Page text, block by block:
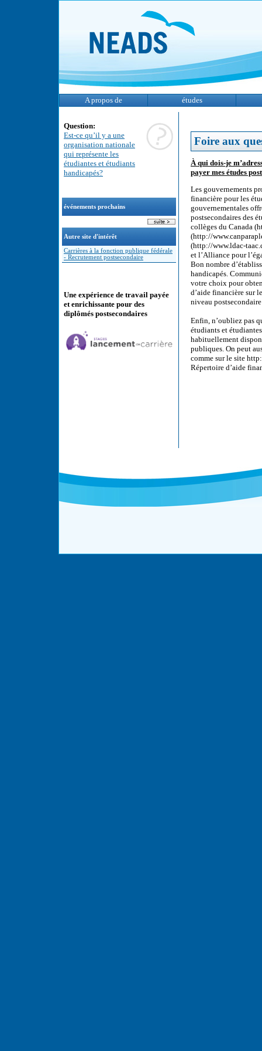
A propos de études
Question:
Est-ce qu’il y a une
organisation nationale
qui représente les
étudiantes et étudiants
handicapés?
événements prochains
Autre site d'intérêt
Carrières à la fonction publique fédérale
- Recrutement postsecondaire
Une expérience de travail payée
et enrichissante pour des
diplômés postsecondaires
Foire aux
À qui dois-je
payer mes études
Les gouvernements
financière pour les
gouvernementales
postsecondaires des
collèges du Canada
(http://
(http://www.ldac-
et l’Alliance pour
Bon nombre
handicapés.
votre choix pour
d’aide financière sur
niveau
Enfin, n’oubliez pas
étudiants et
habituellement
publiques. On peut
comme sur le site
Répertoire d’aide